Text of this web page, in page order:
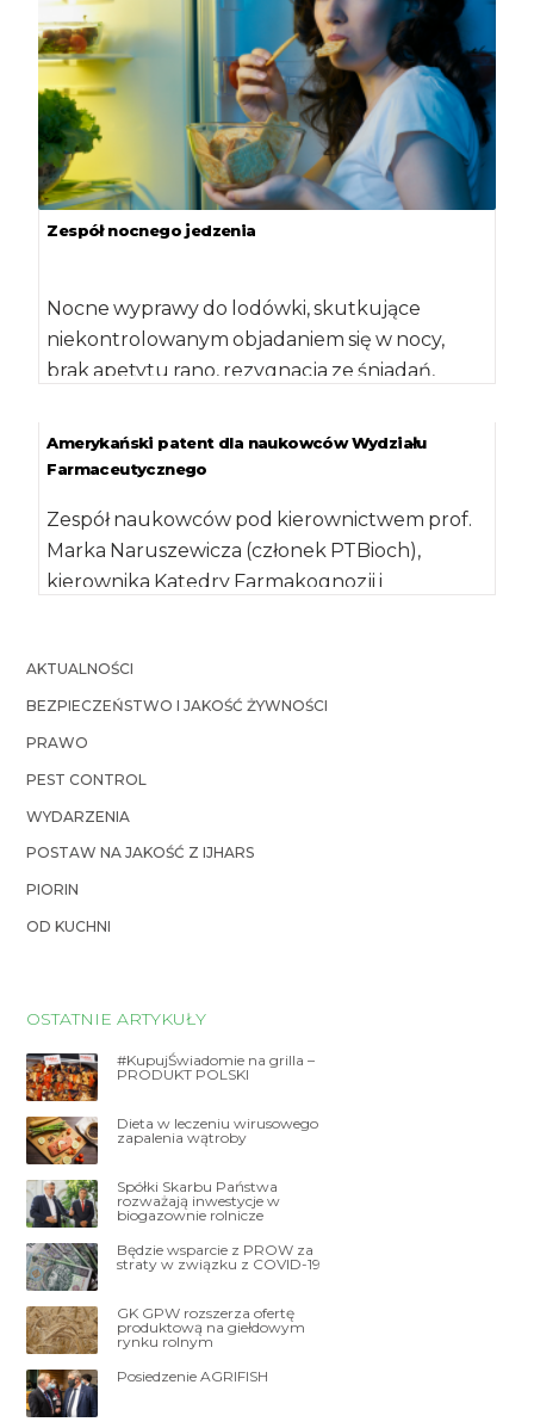
Zespół nocnego jedzenia
Nocne wyprawy do lodówki, skutkujące
niekontrolowanym objadaniem się w nocy,
brak apetytu rano, rezygnacja ze śniadań,
Amerykański patent dla naukowców Wydziału
Farmaceutycznego
Zespół naukowców pod kierownictwem prof.
Marka Naruszewicza (członek PTBioch),
kierownika Katedry Farmakognozji i
jako […]
AKTUALNOŚCI
BEZPIECZEŃSTWO I JAKOŚĆ ŻYWNOŚCI
PRAWO
PEST CONTROL
WYDARZENIA
POSTAW NA JAKOŚĆ Z IJHARS
PIORIN
OD KUCHNI
OSTATNIE ARTYKUŁY
#KupujŚwiadomie na grilla –
PRODUKT POLSKI
Dieta w leczeniu wirusowego
zapalenia wątroby
Spółki Skarbu Państwa
rozważają inwestycje w
biogazownie rolnicze
Będzie wsparcie z PROW za
straty w związku z COVID-19
GK GPW rozszerza ofertę
produktową na giełdowym
rynku rolnym
Posiedzenie AGRIFISH